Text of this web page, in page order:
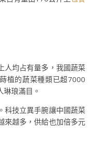
人均占有量多，我國蔬菜
植的蔬菜種類已超7000
琅滿目。
科技立異手腕讓中國蔬菜
來越多，供給也加倍多元